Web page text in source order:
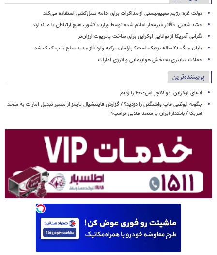
دولت غزه: رژیم صهیونیستی از مذاکرات برای ادامه نسل‌کشی استفاده می‌کند
حشد شعبی: دفاتر غیرمجاز اعلام شده توسط وزارت کشور، هیچ ارتباطی با ما ندارند
نگرانی آمریکا از توانایی اوکراین برای ساخت پاتریوت ارزان‌تر
پایان جنگ ۴۰ ساله نزدیک است؟ پارلمان ترکیه وارد فاز جدید صلح با پ.ک.ک شد
حملات سایبری به بخش هواپیمایی و انرژی امارات
پربیننده‌ترین
ادعای اوکراین: دو لانچر اس-۴۰۰ را زدیم
چگونه ابوظبی قاپ واشنگتن را دزدید؟ / گزارش فایننشیال تایمز از مسیر تبدیل امارات به متحد
آمریکا / بانکدار ایران یا متحد طلایی ترامپ؟